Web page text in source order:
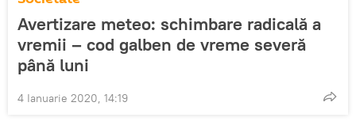
Avertizare meteo: schimbare radicală a
vremii – cod galben de vreme severă
până luni
4 Ianuarie 2020, 14:19